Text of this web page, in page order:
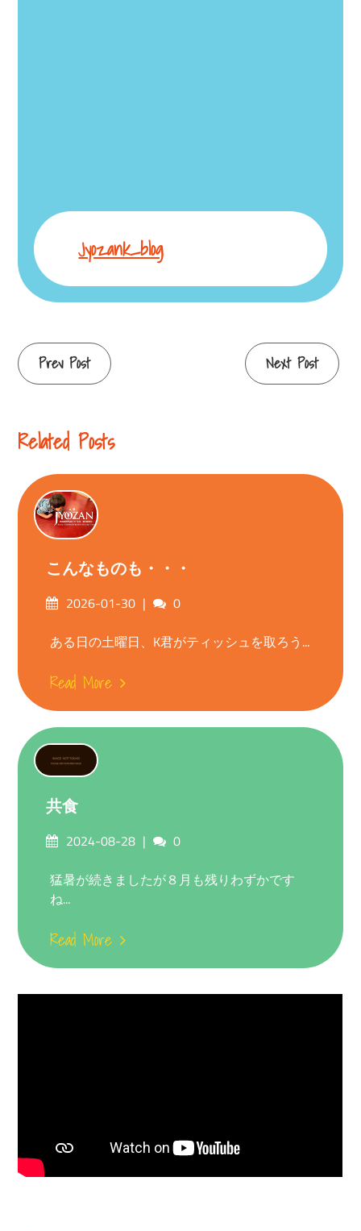
Jyozank_blog
Continue
Prev Post Next Post
Related Posts
こんなものも・・・
Posted2026-01-30 Comments
0
ある日の土曜日、K君がティッシュを取ろう...
Read More
共食
Posted2024-08-28 Comments
0
猛暑が続きましたが８月も残りわずかです
ね...
Read More